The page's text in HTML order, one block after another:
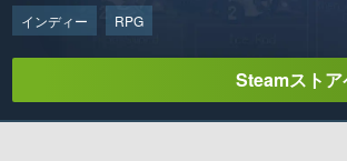
インディー RPG
Steamスト